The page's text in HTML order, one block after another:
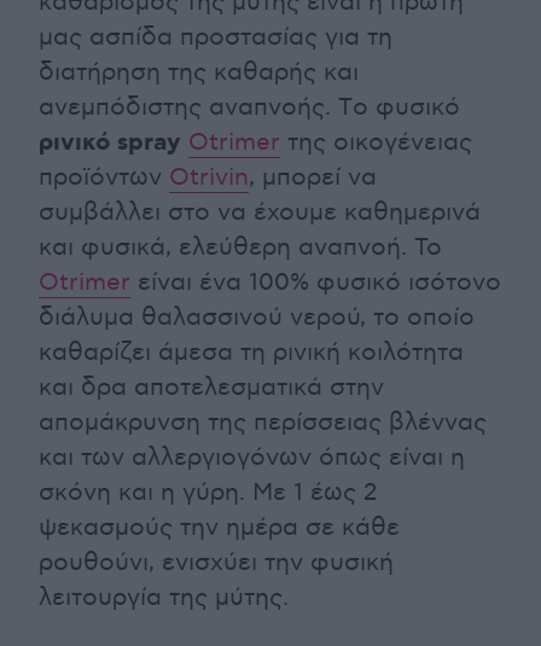
μας ασπίδα προστασίας για τη
διατήρηση της καθαρής και
ανεμπόδιστης αναπνοής. Τo φυσικό
ρινικό spray Otrimer της οικογένειας
προϊόντων Otrivin, μπορεί να
συμβάλλει στο να έχουμε καθημερινά
και φυσικά, ελεύθερη αναπνοή. Το
Otrimer είναι ένα 100% φυσικό ισότονο
διάλυμα θαλασσινού νερού, το οποίο
καθαρίζει άμεσα τη ρινική κοιλότητα
και δρα αποτελεσματικά στην
απομάκρυνση της περίσσειας βλέννας
και των αλλεργιογόνων όπως είναι η
σκόνη και η γύρη. Με 1 έως 2
ψεκασμούς την ημέρα σε κάθε
ρουθούνι, ενισχύει την φυσική
λειτουργία της μύτης.